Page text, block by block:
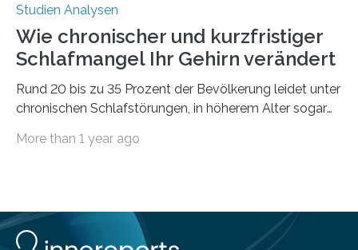
Studien Analysen
Wie chronischer und kurzfristiger
Schlafmangel Ihr Gehirn verändert
Rund 20 bis zu 35 Prozent der Bevölkerung leidet unter
chronischen Schlafstörungen, in höherem Alter sogar
Erwachsene kennt zudem ein kurzfristiges Schlafdefizit:
Forscher:innen konnten in einer aktuellen Metastudie
zeigen, dass sich die jeweils beteiligten Gehirnregionen
More than 1 year ago